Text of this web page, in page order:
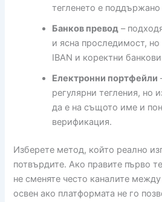
тегленето е
Банков превод –
и ясна проследимост,
IBAN и коректни
Електронни портфейли
регулярни тегления, но
да е на същото име и
верификация.
Изберете метод, който реално
потвърдите. Ако правите първо
не сменяте често каналите
освен ако платформата не го